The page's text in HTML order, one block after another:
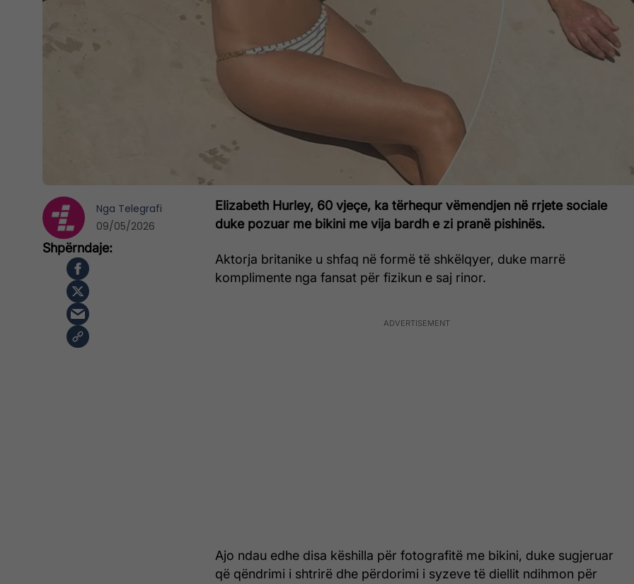
Elizabeth Hurley, 60 vjeçe, ka tërhequr vëmendjen në rrjete sociale
duke pozuar me bikini me vija bardh e zi pranë pishinës.
Aktorja britanike u shfaq në formë të shkëlqyer, duke marrë
komplimente nga fansat për fizikun e saj rinor.
Ajo ndau edhe disa këshilla për fotografitë me bikini, duke sugjeruar
që qëndrimi i shtrirë dhe përdorimi i syzeve të diellit ndihmon për
Nga Telegrafi
09/05/2026